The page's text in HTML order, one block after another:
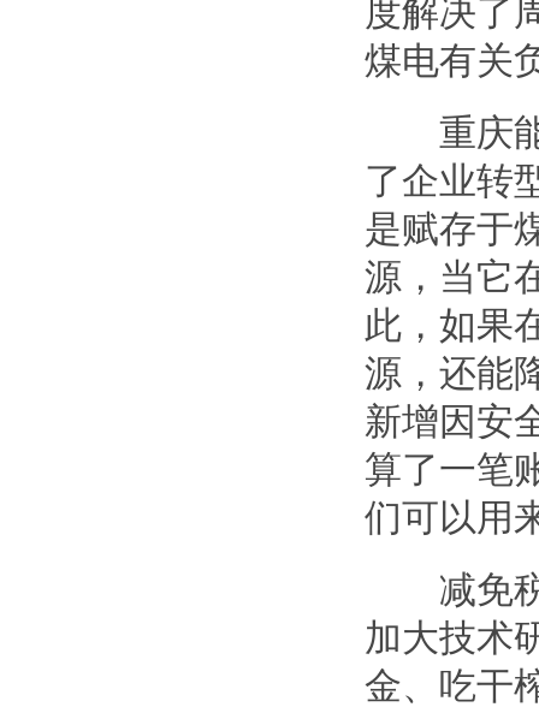
度解决了
煤电有关
重庆能
了企业转
是赋存于
源，当它
此，如果
源，还能
新增因安
算了一笔
们可以用
减免税
加大技术
金、吃干